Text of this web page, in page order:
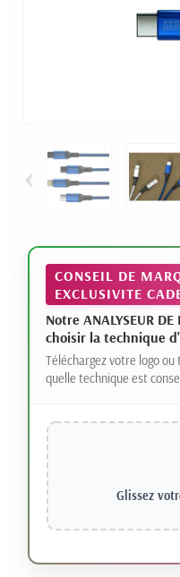
‹
CONSEIL DE
EXCLUSIVITE
Notre ANALYSEUR
choisir la technique
Téléchargez votre logo
quelle technique est
Glissez